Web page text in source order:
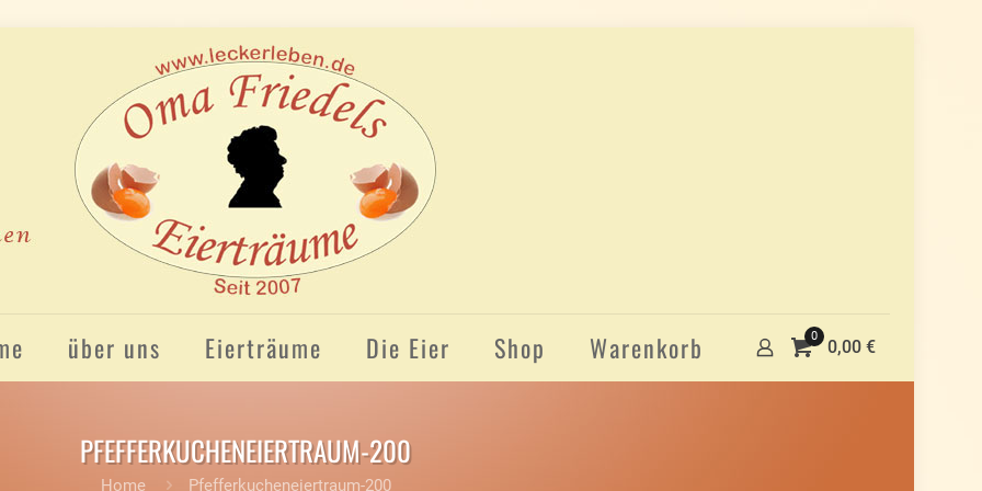
über uns Eierträume Die Eier Shop Warenkorb 0
0,00 €
PFEFFERKUCHENEIERTRAUM-200
Home Pfefferkucheneiertraum-200